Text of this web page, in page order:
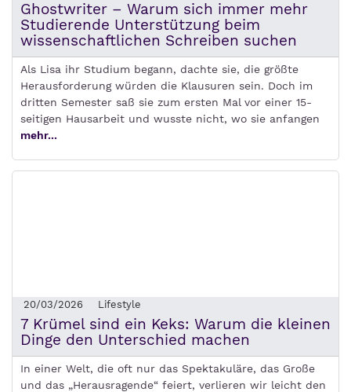
Ghostwriter – Warum sich immer mehr
Studierende Unterstützung beim
wissenschaftlichen Schreiben suchen
Als Lisa ihr Studium begann, dachte sie, die größte
Herausforderung würden die Klausuren sein. Doch im
dritten Semester saß sie zum ersten Mal vor einer 15-
seitigen Hausarbeit und wusste nicht, wo sie anfangen
mehr...
20/03/2026 Lifestyle
7 Krümel sind ein Keks: Warum die kleinen
Dinge den Unterschied machen
In einer Welt, die oft nur das Spektakuläre, das Große
und das „Herausragende“ feiert, verlieren wir leicht den